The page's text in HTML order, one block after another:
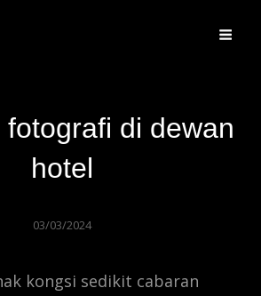
di dewan
hotel
03/03/2024
kongsi sedikit cabaran